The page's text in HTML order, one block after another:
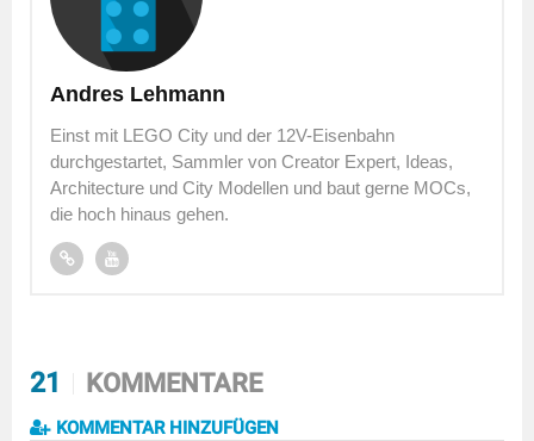
Andres Lehmann
Einst mit LEGO City und der 12V-Eisenbahn
durchgestartet, Sammler von Creator Expert, Ideas,
Architecture und City Modellen und baut gerne MOCs,
die hoch hinaus gehen.
21 KOMMENTARE
KOMMENTAR HINZUFÜGEN